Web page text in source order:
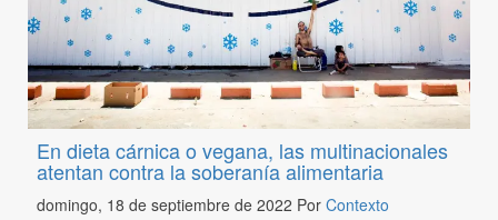
En dieta cárnica o vegana, las multinacionales
atentan contra la soberanía alimentaria
domingo, 18 de septiembre de 2022 Por Contexto